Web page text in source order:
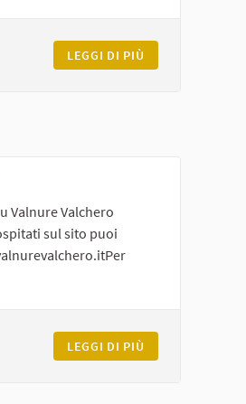
BENE COMUNE"LEGGI DI PIÙ
Valnure Valchero
sul sito puoi
LEGGI DI PIÙ